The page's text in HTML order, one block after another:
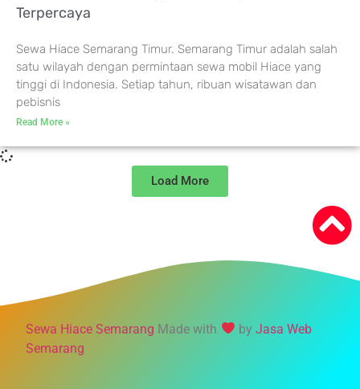
Terpercaya
Sewa Hiace Semarang Timur. Semarang Timur adalah salah
satu wilayah dengan permintaan sewa mobil Hiace yang
tinggi di Indonesia. Setiap tahun, ribuan wisatawan dan
pebisnis
Read More »
Load More
Sewa Hiace Semarang Made with by Jasa Web
Semarang